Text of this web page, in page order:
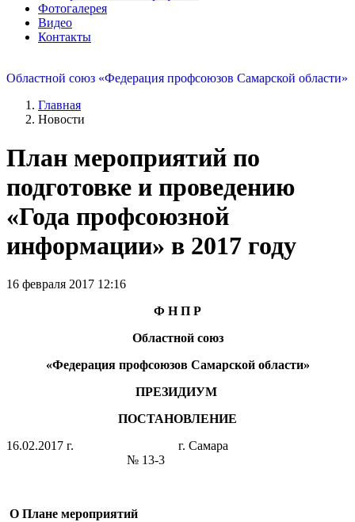
Фотогалерея
Видео
Контакты
Областной союз «Федерация профсоюзов Самарской области»
Главная
Новости
План мероприятий по
подготовке и проведению
«Года профсоюзной
информации» в 2017 году
16 февраля 2017 12:16
Ф Н П Р
Областной союз
«Федерация профсоюзов Самарской области»
ПРЕЗИДИУМ
ПОСТАНОВЛЕНИЕ
16.02.2017 г. г. Самара
№ 13-3
О Плане мероприятий